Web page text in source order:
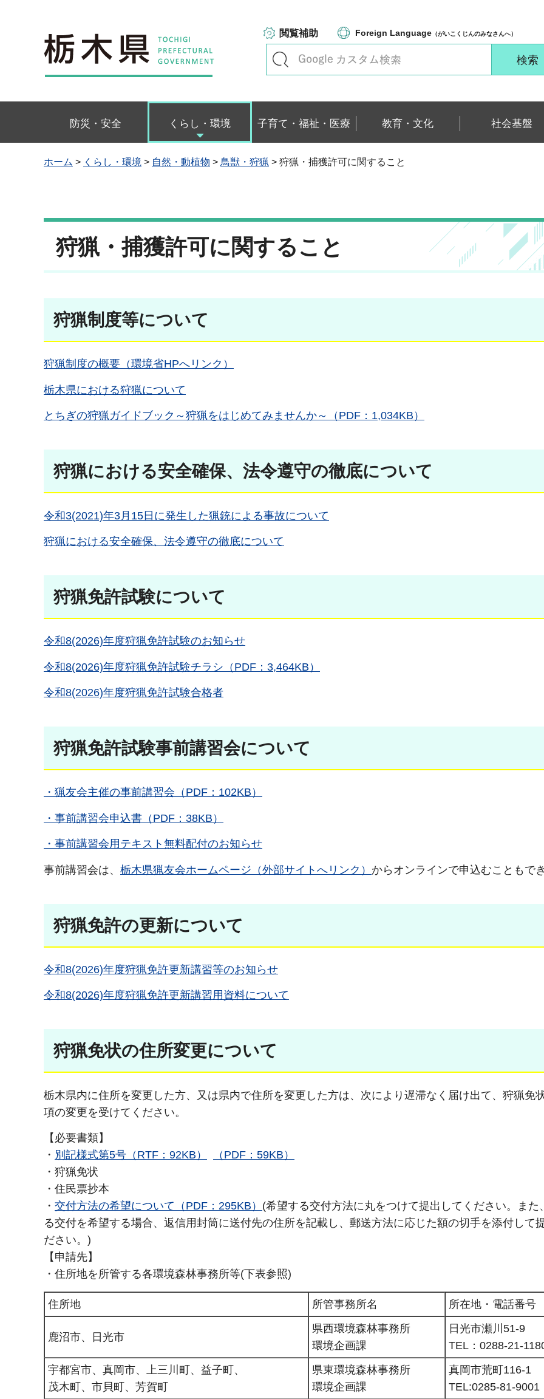
栃木県
閲覧補助 Foreign Language （がいこくじんのみなさんへ）
防災・安全 くらし・環境 子育て・福祉・医療 教育・文化 社会基盤
ホーム > くらし・環境 > 自然・動植物 > 鳥獣・狩猟 > 狩猟・捕獲許可に関すること
狩猟・捕獲許可に関すること
狩猟制度等について
狩猟制度の概要（環境省HPへリンク）
栃木県における狩猟について
とちぎの狩猟ガイドブック～狩猟をはじめてみませんか～（PDF：1,034KB）
狩猟における安全確保、法令遵守の徹底について
令和3(2021)年3月15日に発生した猟銃による事故について
狩猟における安全確保、法令遵守の徹底について
狩猟免許試験について
令和8(2026)年度狩猟免許試験のお知らせ
令和8(2026)年度狩猟免許試験チラシ（PDF：3,464KB）
令和8(2026)年度狩猟免許試験合格者
狩猟免許試験事前講習会について
・猟友会主催の事前講習会（PDF：102KB）
・事前講習会申込書（PDF：38KB）
・事前講習会用テキスト無料配付のお知らせ
事前講習会は、 栃木県猟友会ホームページ（外部サイトへリンク） からオンラインで申込むこともで
狩猟免許の更新について
令和8(2026)年度狩猟免許更新講習等のお知らせ
令和8(2026)年度狩猟免許更新講習用資料について
狩猟免状の住所変更について
栃木県内に住所を変更した方、又は県内で住所を変更した方は、次により遅滞なく届け出て、狩猟免
項の変更を受けてください。
【必要書類】
・ 別記様式第5号（RTF：92KB）
（PDF：59KB）
・狩猟免状
・住民票抄本
・ 交付方法の希望について（PDF：295KB） (希望する交付方法に丸をつけて提出してください。また
る交付を希望する場合、返信用封筒に送付先の住所を記載し、郵送方法に応じた額の切手を添付して
ださい。)
【申請先】
・住所地を所管する各環境森林事務所等(下表参照)
住所地 所管事務所名 所在地・電話番号
鹿沼市、日光市
県西環境森林事務所
環境企画課
日光市瀬川51-9
TEL：0288-21-
宇都宮市、真岡市、上三川町、益子町、
茂木町、市貝町、芳賀町
県東環境森林事務所
環境企画課
真岡市荒町116-1
TEL:0285-81-9001